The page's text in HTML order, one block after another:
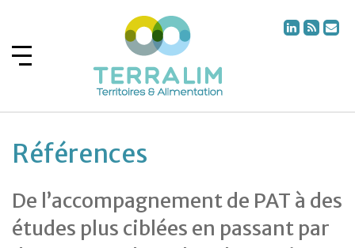
Références
De l’accompagnement de PAT à des
études plus ciblées en passant par